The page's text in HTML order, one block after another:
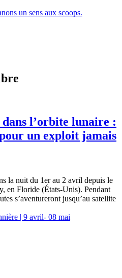
l’orbite lunaire :
un exploit jamais
la nuit du 1er au 2 avril depuis le
en Floride (États-Unis). Pendant
s’aventureront jusqu’au satellite